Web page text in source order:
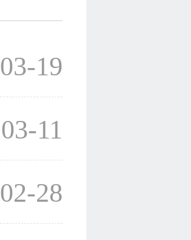
03-19
03-11
02-28